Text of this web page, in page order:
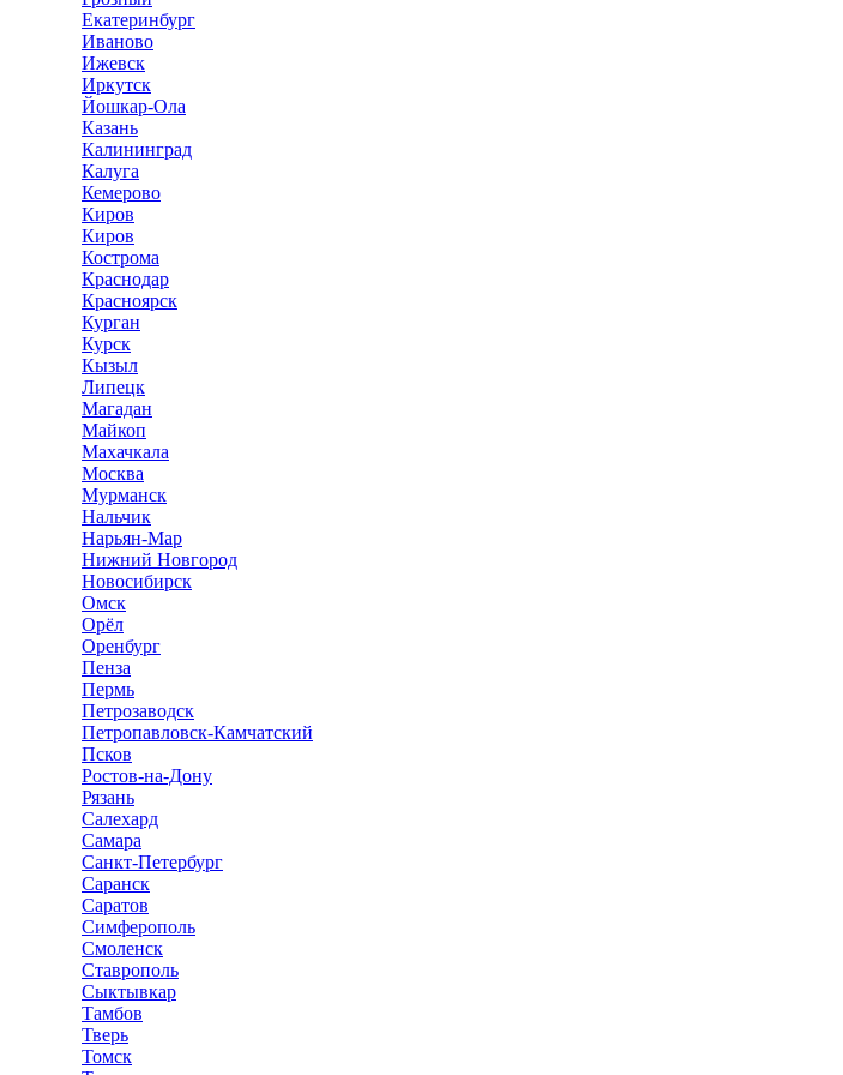
Екатеринбург
Иваново
Ижевск
Иркутск
Йошкар-Ола
Казань
Калининград
Калуга
Кемерово
Киров
Киров
Кострома
Краснодар
Красноярск
Курган
Курск
Кызыл
Липецк
Магадан
Майкоп
Махачкала
Москва
Мурманск
Нальчик
Нарьян-Мар
Нижний Новгород
Новосибирск
Омск
Орёл
Оренбург
Пенза
Пермь
Петрозаводск
Петропавловск-Камчатский
Псков
Ростов-на-Дону
Рязань
Салехард
Самара
Санкт-Петербург
Саранск
Саратов
Симферополь
Смоленск
Ставрополь
Сыктывкар
Тамбов
Тверь
Томск